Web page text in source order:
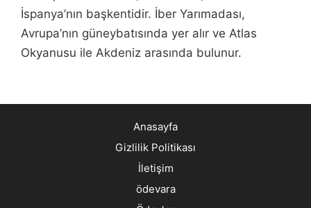
İspanya’nın başkentidir. İber Yarımadası,
Avrupa’nın güneybatısında yer alır ve Atlas
Okyanusu ile Akdeniz arasında bulunur.
Anasayfa
Gizlilik Politikası
İletişim
ödevara